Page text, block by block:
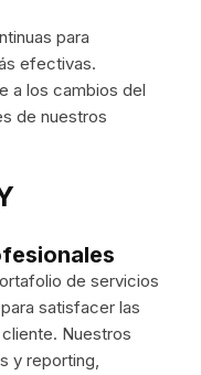
para
efectivas.
a los cambios del
de nuestros
de servicios
satisfacer las
Nuestros
y reporting,